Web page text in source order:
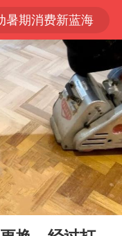
暑期消费新蓝海
新疆优化调整景区内自驾服务费
上四休三，但降薪1000元，你接受吗？
秋莹孙亚鹏亮相
出坠崖1死1伤
赛宋蓬逝世
了吗
馆》口碑
00:34